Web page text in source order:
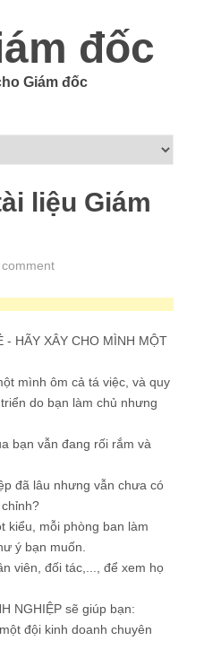
đốc
Giám đốc
liệu Giám
comment
HÃY XÂY CHO MÌNH MỘT
mình ôm cả tá việc, và quy
do bạn làm chủ nhưng
bạn vẫn đang rối rắm và
đã lâu nhưng vẫn chưa có
kiểu, mỗi phòng ban làm
ý bạn muốn.
viên, đối tác,..., để xem họ
NGHIỆP sẽ giúp bạn:
đội kinh doanh chuyên